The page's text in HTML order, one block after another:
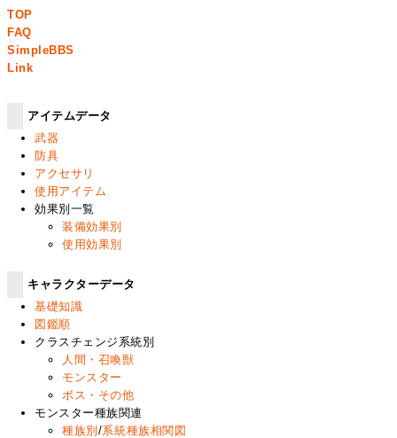
TOP
FAQ
SimpleBBS
Link
アイテムデータ
武器
防具
アクセサリ
使用アイテム
効果別一覧
装備効果別
使用効果別
キャラクターデータ
基礎知識
図鑑順
クラスチェンジ系統別
人間・召喚獣
モンスター
ボス・その他
モンスター種族関連
種族別/系統種族相関図